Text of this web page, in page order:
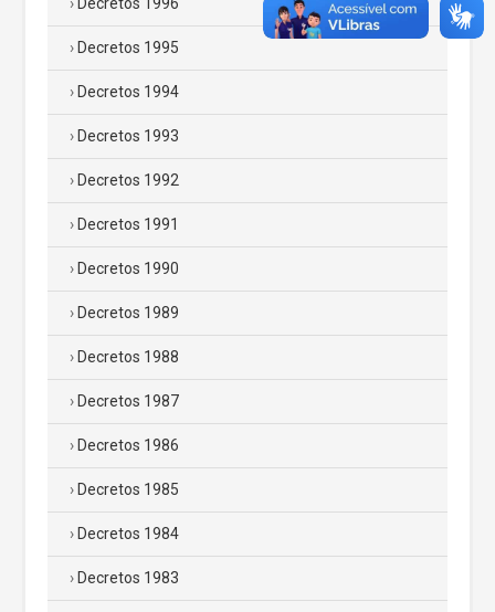
Decretos 1995
Decretos 1994
Decretos 1993
Decretos 1992
Decretos 1991
Decretos 1990
Decretos 1989
Decretos 1988
Decretos 1987
Decretos 1986
Decretos 1985
Decretos 1984
Decretos 1983